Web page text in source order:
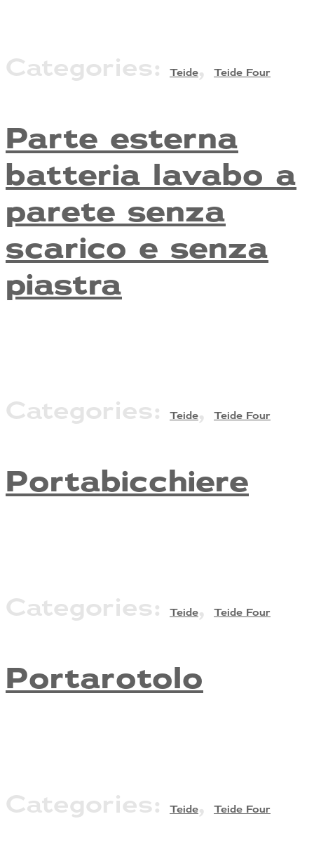
Categories: Teide, Teide Four
Parte esterna
batteria lavabo a
parete senza
scarico e senza
piastra
Categories: Teide, Teide Four
Portabicchiere
Categories: Teide, Teide Four
Portarotolo
Categories: Teide, Teide Four